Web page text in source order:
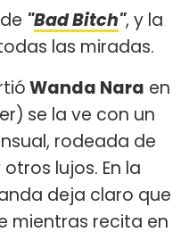
"Bad Bitch", y la
las miradas.
Wanda Nara en
se la ve con un
rodeada de
lujos. En la
deja claro que
mientras recita en